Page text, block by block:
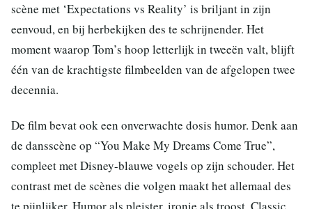
scène met ‘Expectations vs Reality’ is briljant in zijn
eenvoud, en bij herbekijken des te schrijnender. Het
moment waarop Tom’s hoop letterlijk in tweeën valt, blijft
één van de krachtigste filmbeelden van de afgelopen twee
decennia.
De film bevat ook een onverwachte dosis humor. Denk aan
de dansscène op “You Make My Dreams Come True”,
compleet met Disney-blauwe vogels op zijn schouder. Het
contrast met de scènes die volgen maakt het allemaal des